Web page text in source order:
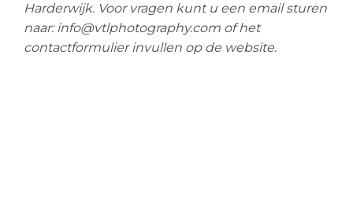
Harderwijk. Voor vragen kunt u een email sturen
naar: info@vtlphotography.com of het
contactformulier invullen op de website.